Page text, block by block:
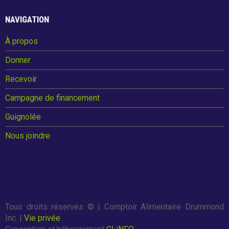
Partenaires de la Guignolée
Résultats - Guignolée
Loto-Guignolée
Règlements
Défi Entreprises
o
k
NAVIGATION
À propos
Donner
Recevoir
Campagne de financement
Guignolée
Nous joindre
Tous droits réservés ©
| Comptoir Alimentaire Drummond
Inc. | Vie privée